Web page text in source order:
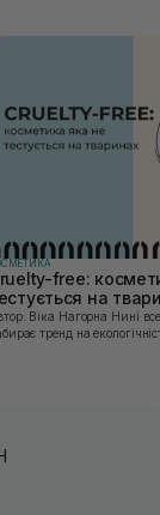
free:
на
Віка Нагорна Нині все більшої популярності
тренд на